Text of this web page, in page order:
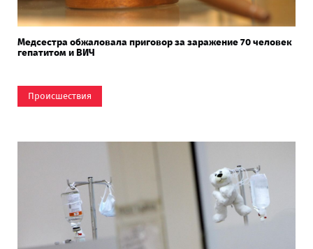
Медсестра обжаловала приговор за заражение 70 человек
гепатитом и ВИЧ
Происшествия